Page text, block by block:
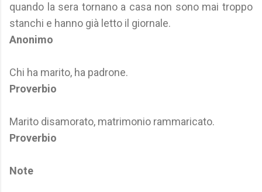
quando la sera tornano a casa non sono mai troppo
stanchi e hanno già letto il giornale.
Anonimo
Chi ha marito, ha padrone.
Proverbio
Marito disamorato, matrimonio rammaricato.
Proverbio
Note